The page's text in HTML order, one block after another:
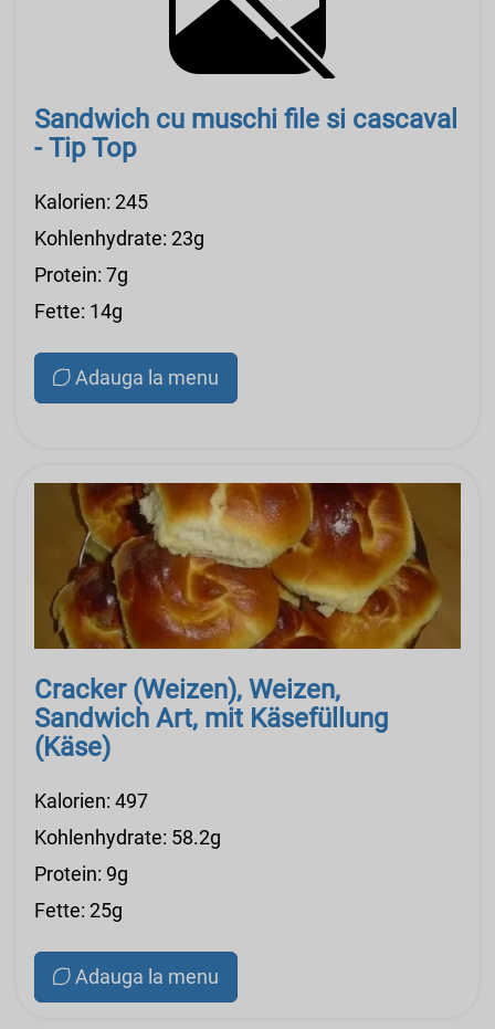
Sandwich cu muschi file si cascaval
- Tip Top
Kalorien: 245
Kohlenhydrate: 23g
Protein: 7g
Fette: 14g
Adauga la menu
Cracker (Weizen), Weizen,
Sandwich Art, mit Käsefüllung
(Käse)
Kalorien: 497
Kohlenhydrate: 58.2g
Protein: 9g
Fette: 25g
Adauga la menu